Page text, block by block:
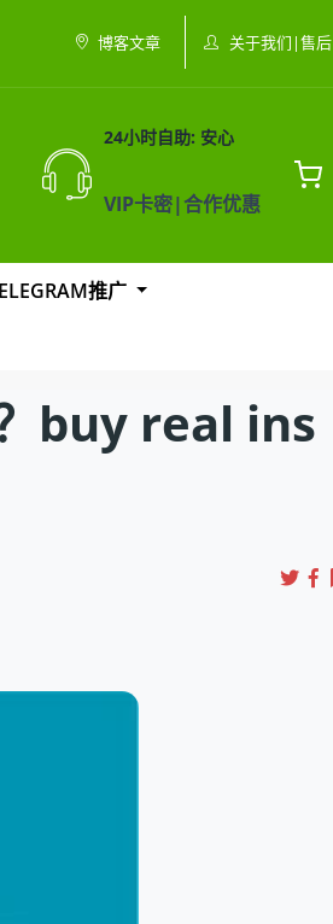
博客文章 关于我们|售后
24小时自助: 安心
VIP卡密|合作优惠
推广
buy real ins